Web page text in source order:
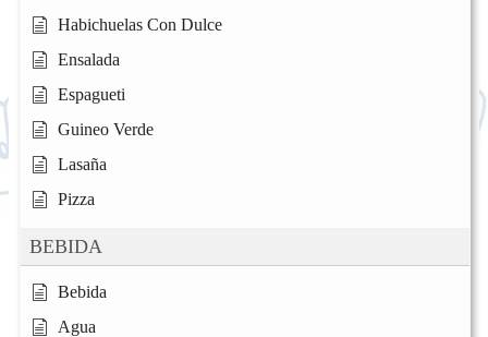
Habichuelas Con Dulce
Ensalada
Espagueti
Guineo Verde
Lasaña
Pizza
BEBIDA
Bebida
Agua